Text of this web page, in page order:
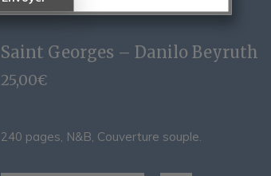
Saint Georges – Danilo Beyruth
25,00€
240 pages, N&B, Couverture souple.